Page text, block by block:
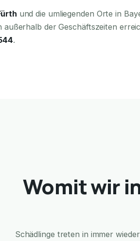
und die umliegenden Orte in
außerhalb der Geschäftszeiten
.
Womit wir
Schädlinge treten in immer